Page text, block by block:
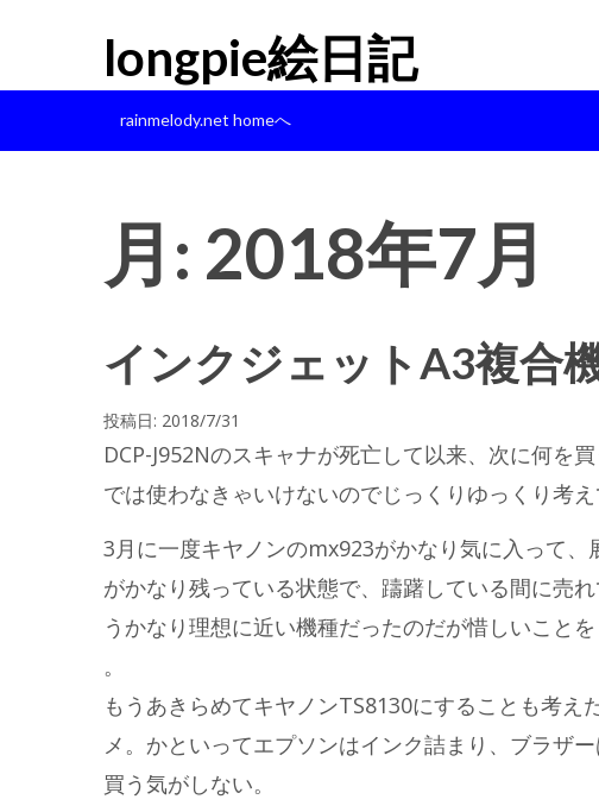
longpie絵日記
rainmelody.net homeへ
月: 2018年7月
インクジェットA3複合
投稿日: 2018/7/31
DCP-J952Nのスキャナが死亡して以来、次に何を
では使わなきゃいけないのでじっくりゆっくり考え
3月に一度キヤノンのmx923がかなり気に入って
がかなり残っている状態で、躊躇している間に売
うかなり理想に近い機種だったのだが惜しいことを
。
もうあきらめてキヤノンTS8130にすることも考
メ。かといってエプソンはインク詰まり、ブラザ
買う気がしない。